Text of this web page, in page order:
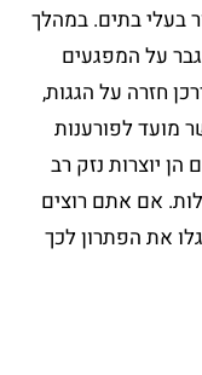
בעלי בתים. במהלך
על המפגעים
חזרה על הגגות,
מועד לפורענות
הן יוצרות נזק רב
אם אתם רוצים
את הפתרון לכך